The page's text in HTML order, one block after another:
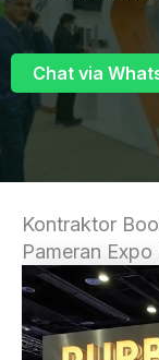
Chat via
Kontraktor
Pameran Expo